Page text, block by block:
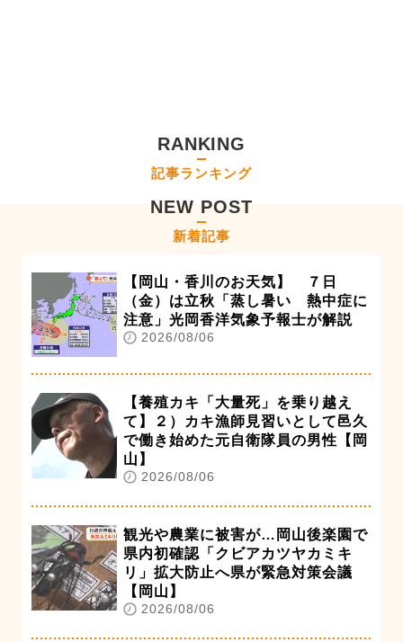
RANKING
記事ランキング
NEW POST
新着記事
【岡山・香川のお天気】 ７日
（金）は立秋「蒸し暑い 熱中症に
注意」光岡香洋気象予報士が解説
2026/08/06
【養殖カキ「大量死」を乗り越え
て】２）カキ漁師見習いとして邑久
で働き始めた元自衛隊員の男性【岡
山】
2026/08/06
観光や農業に被害が…岡山後楽園で
県内初確認「クビアカツヤカミキ
リ」拡大防止へ県が緊急対策会議
【岡山】
2026/08/06